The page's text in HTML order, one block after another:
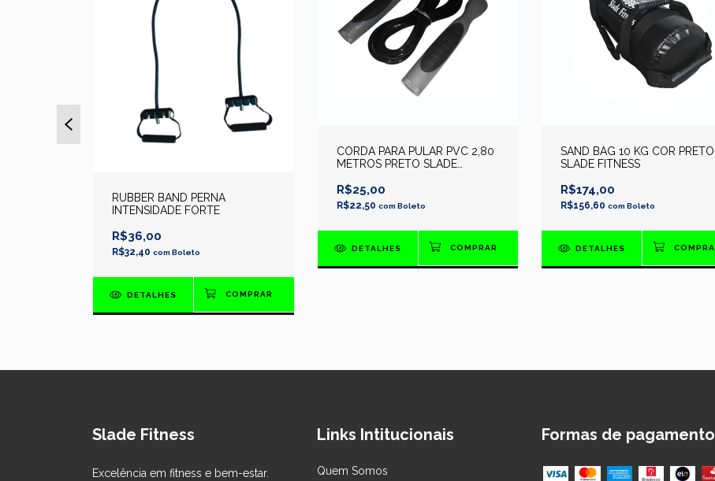
RUBBER BAND PERNA
INTENSIDADE FORTE
R$36,00
R$32,40 comBoleto
DETALHES
CORDA PARA PULAR PVC 2,80
METROS PRETO SLADE
R$25,00
R$22,50 com Boleto
DETALHES
SAND BAG 10 KG COR PRETO
SLADE FITNESS
R$174,00
R$156,60 comBoleto
DETALHES
Slade Fitness
Excelência em fitness e bem-estar.
Links Intitucionais
Quem Somos
Formas de pagamento